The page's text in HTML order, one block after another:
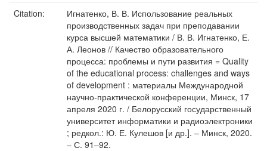
Citation:
Игнатенко, В. В. Использование реальных
производственных задач при преподавании
курса высшей математики / В. В. Игнатенко, Е.
А. Леонов // Качество образовательного
процесса: проблемы и пути развития = Quality
of the educational process: challenges and ways
of development : материалы Международной
научно-практической конференции, Минск, 17
апреля 2020 г. / Белорусский государственный
университет информатики и радиоэлектроники
; редкол.: Ю. Е. Кулешов [и др.]. – Минск, 2020.
– С. 91–92.